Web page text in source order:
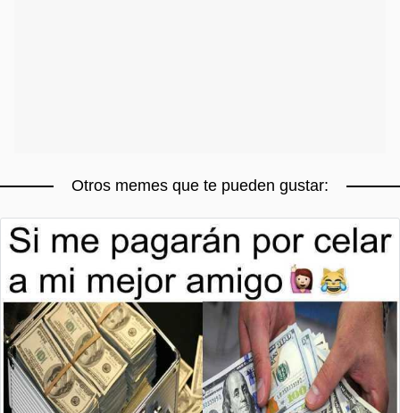
Otros memes que te pueden gustar: